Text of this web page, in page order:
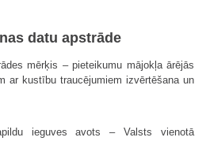
datu apstrāde
mērķis – pieteikumu mājokļa ārējās
ar kustību traucējumiem izvērtēšana un
ieguves avots – Valsts vienotā